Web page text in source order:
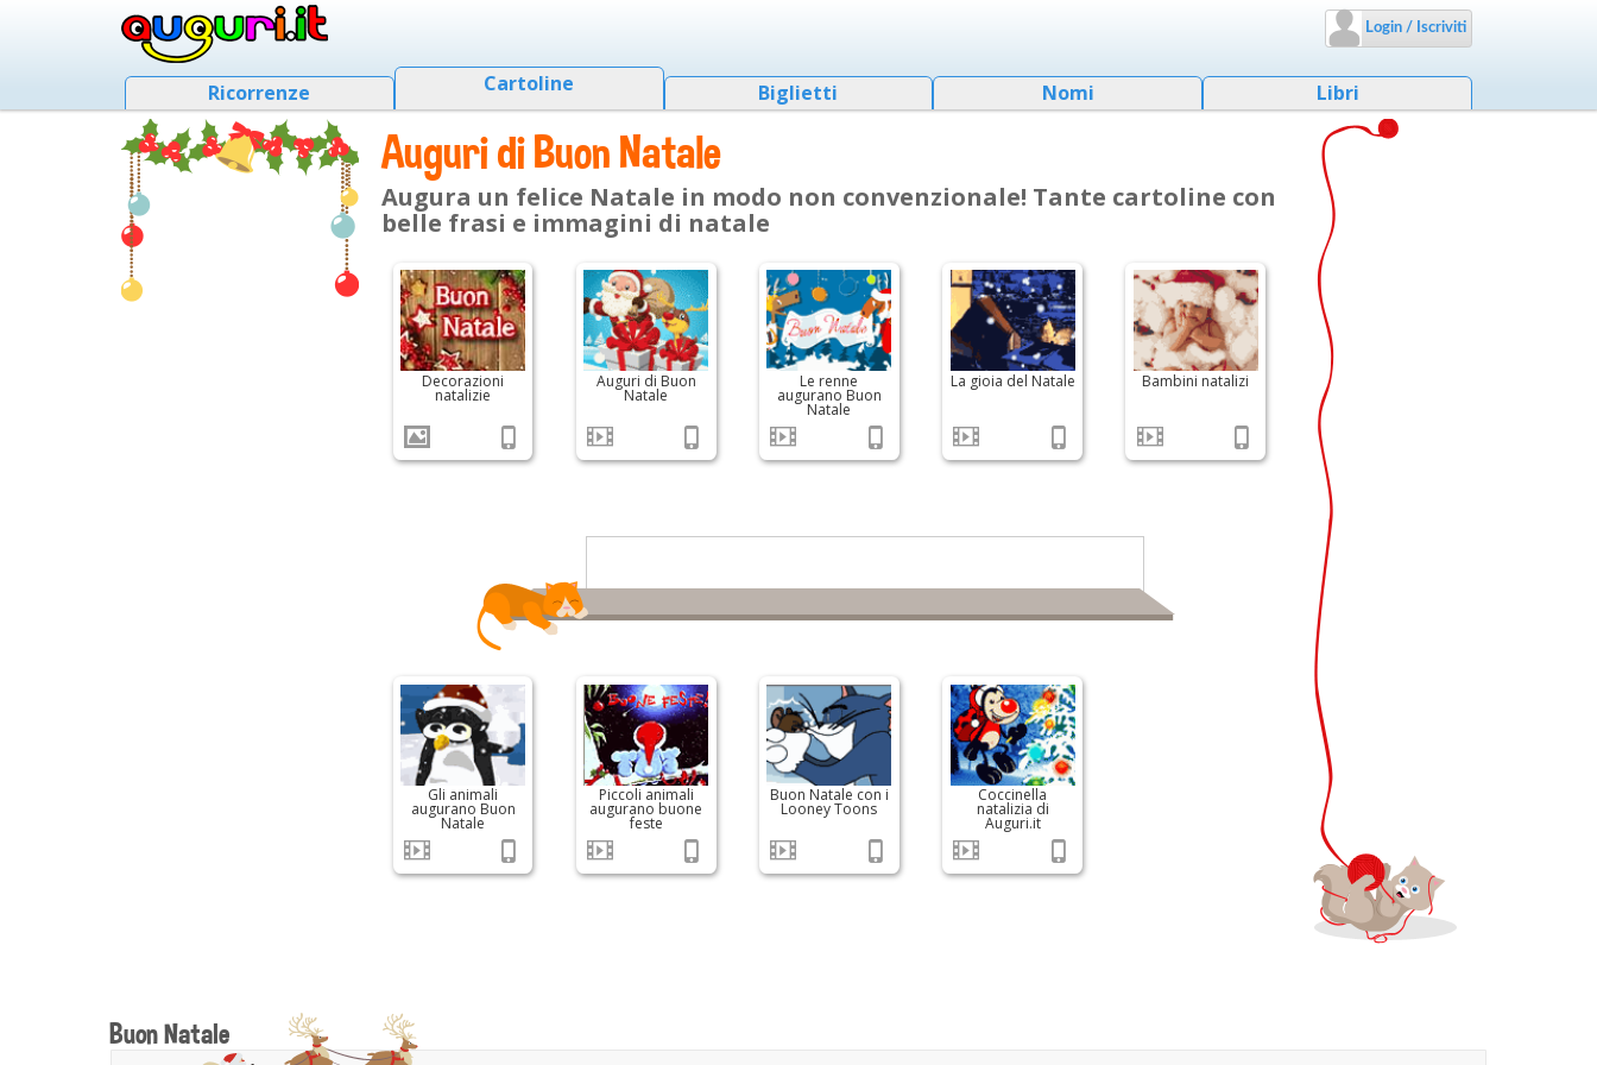
Login / Iscriviti
Ricorrenze Cartoline Biglietti Nomi Libri
Auguri di Buon Natale
Augura un felice Natale in modo non convenzionale! Tante cartoline con
belle frasi e immagini di natale
Decorazioni
natalizie
Auguri di Buon
Natale
Le renne
augurano Buon
Natale
La gioia del Natale Bambini natalizi
Gli animali
augurano Buon
Natale
Piccoli animali
augurano buone
feste
Buon Natale con i
Looney Toons
Coccinella
natalizia di
Auguri.it
Buon Natale